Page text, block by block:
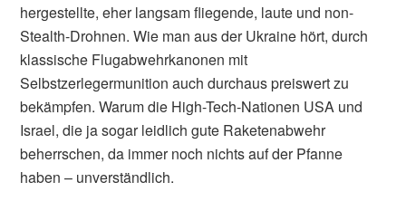
hergestellte, eher langsam fliegende, laute und non-
Stealth-Drohnen. Wie man aus der Ukraine hört, durch
klassische Flugabwehrkanonen mit
Selbstzerlegermunition auch durchaus preiswert zu
bekämpfen. Warum die High-Tech-Nationen USA und
Israel, die ja sogar leidlich gute Raketenabwehr
beherrschen, da immer noch nichts auf der Pfanne
haben – unverständlich.